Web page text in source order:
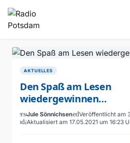
AKTUELLES
Den Spaß am Lesen
wiedergewinnen…
personJule SönnichsenscheduleVeröffentlicht am
updateAktualisiert am 17.05.2021 um 16:23